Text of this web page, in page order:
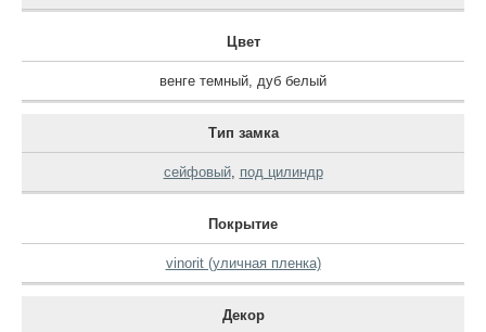
Цвет
венге темный, дуб белый
Тип замка
сейфовый, под цилиндр
Покрытие
vinorit (уличная пленка)
Декор